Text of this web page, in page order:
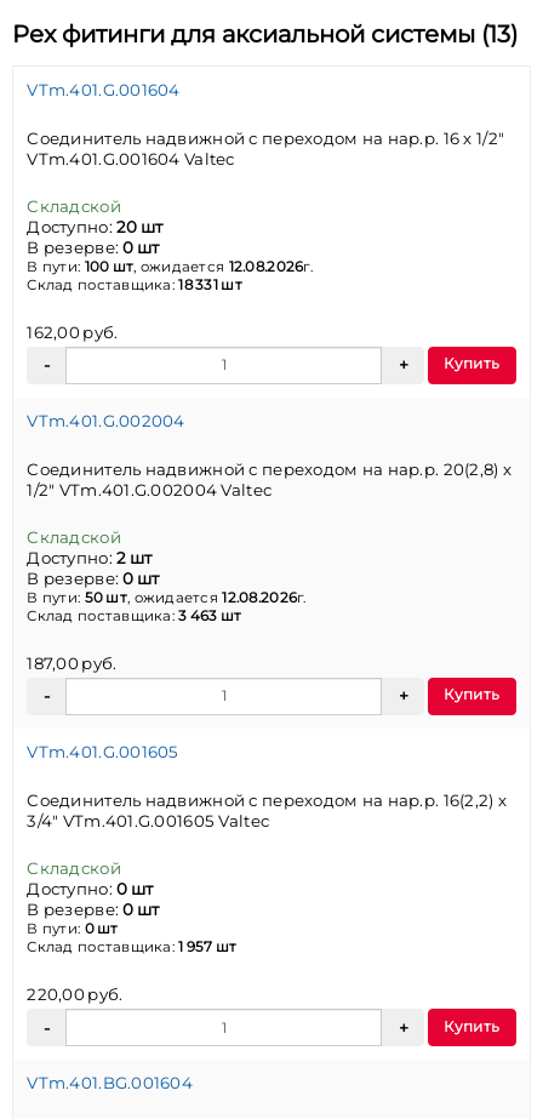
Pex фитинги для аксиальной системы (13)
VTm.401.G.001604
Соединитель надвижной с переходом на нар.р. 16 х 1/2"
VTm.401.G.001604 Valtec
Складской
Доступно:20 шт
В резерве:0 шт
В пути: 100 шт, ожидается 12.08.2026г.
Склад поставщика:18 331 шт
162,00 руб.
Купить
VTm.401.G.002004
Соединитель надвижной с переходом на нар.р. 20(2,8) х
1/2" VTm.401.G.002004 Valtec
Складской
Доступно:2 шт
В резерве:0 шт
В пути: 50 шт, ожидается12.08.2026г.
Склад поставщика:3 463 шт
187,00 руб.
Купить
VTm.401.G.001605
Соединитель надвижной с переходом на нар.р. 16(2,2) х
3/4" VTm.401.G.001605 Valtec
Складской
Доступно:0 шт
В резерве:0 шт
В пути: 0 шт
Склад поставщика:1 957 шт
220,00 руб.
Купить
VTm.401.BG.001604